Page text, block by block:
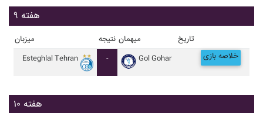
هفته ۹
میزبان نتیجه میهمان تاریخ
Esteghlal Tehran - Gol Gohar خلاصه بازی
هفته ۱۰